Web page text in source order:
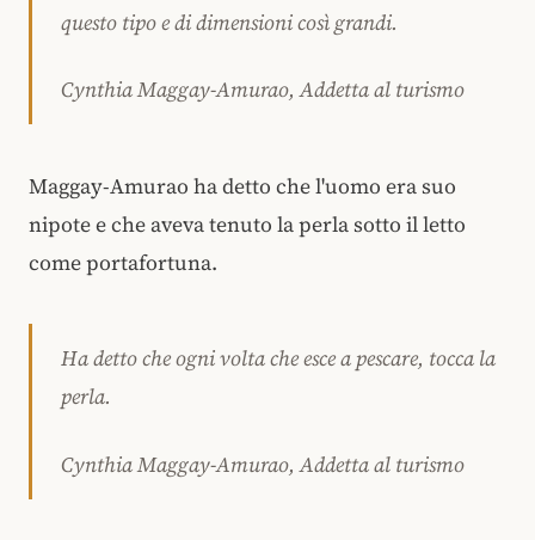
questo tipo e di dimensioni così grandi.
Cynthia Maggay-Amurao, Addetta al turismo
Maggay-Amurao ha detto che l'uomo era suo
nipote e che aveva tenuto la perla sotto il letto
come portafortuna.
Ha detto che ogni volta che esce a pescare, tocca la
perla.
Cynthia Maggay-Amurao, Addetta al turismo